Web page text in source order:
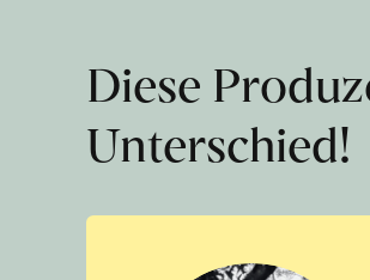
Diese
Unterschied!